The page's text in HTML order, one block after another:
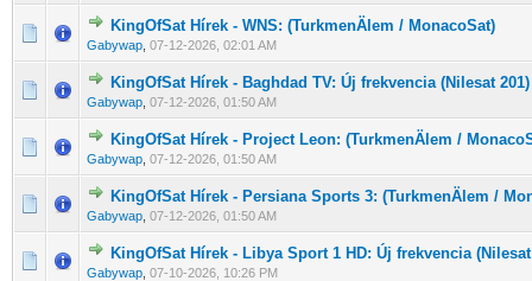
KingOfSat Hírek - WNS: (TurkmenÄlem / MonacoSat)
Gabywap 07-12-2026, 02:01 AM
0 Szavazat - 0 / 5 átlagban
123 4 5
KingOfSat Hírek - Baghdad TV: Új frekvencia (Nilesat 201)
Gabywap 07-12-2026, 01:50 AM
0 Szavazat - 0 / 5 átlagban
12345
KingOfSat Hírek - Project Leon: (TurkmenÄlem /
Gabywap 07-12-2026, 01:50 AM
0 Szavazat - 0 / 5 átlagban
12345
KingOfSat Hírek - Persiana Sports 3: (TurkmenÄlem /
Gabywap 07-12-2026, 01:50 AM
0 Szavazat - 0 / 5 átlagban
12345
KingOfSat Hírek - Libya Sport 1 HD: Új frekvencia (Nilesat
Gabywap 07-10-2026, 10:26 PM
0 Szavazat - 0 / 5 átlagban
123 45